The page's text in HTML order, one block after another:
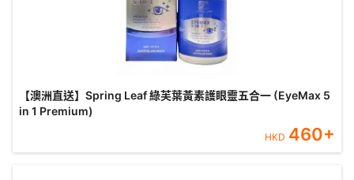
【澳洲直送】Spring Leaf 綠芙葉黃素護眼靈五合一 (EyeMax 5
in 1 Premium)
HKD 460+